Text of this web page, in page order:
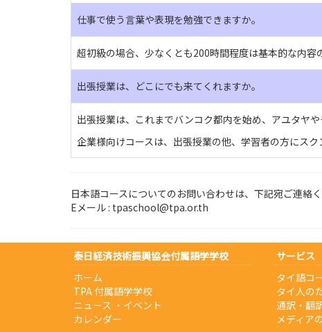
仕事で使う言葉や表現を勉強できますか。
超初級の場合、少なくとも200時間程度は基本的な内容
出張授業は、どこにでも来てくれますか。
出張授業は、これまでバンコク都内を始め、アユタヤ
企業様向けコースは、出張授業の他、学習者の方にス
日本語コースについてのお問い合わせは、下記宛ご連絡く
Eメール : tpaschool@tpa.or.th
泰日経済技術振興協会付属語学学校
ホーム
TPA 付属語学学校
ニュース ・イベント
カレンダー
サービス
タイ語コ
タイ人の
通訳・翻
メディア